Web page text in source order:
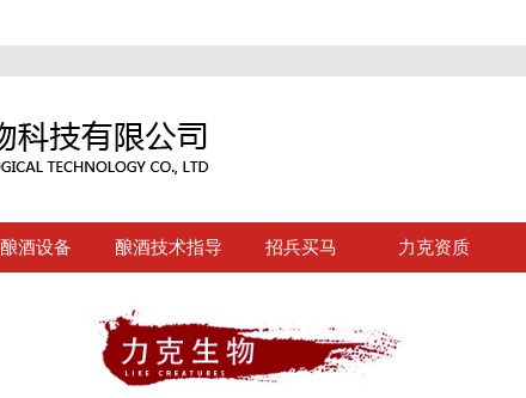
酿酒设备 酿酒技术指导 招兵买马 力克资质